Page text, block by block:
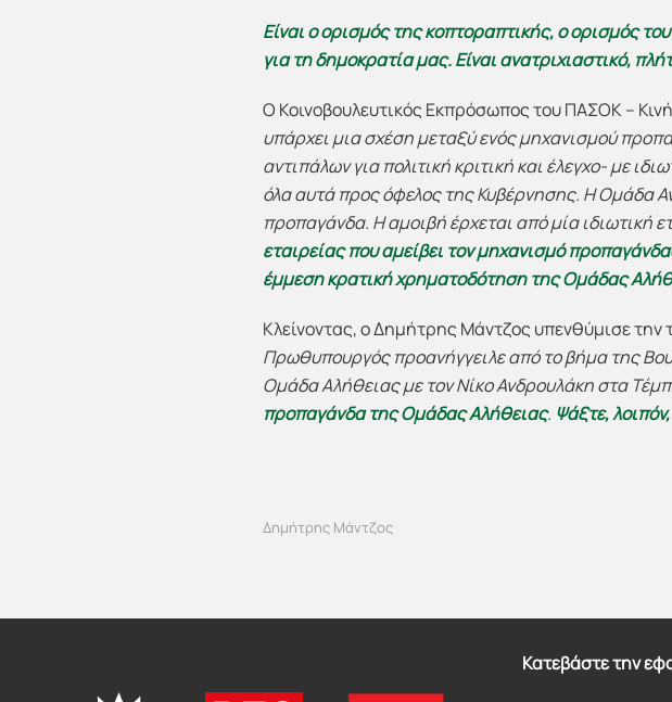
Είναι ο ορισμός της κοπτοραπτικής, ο ορισμός
για τη δημοκρατία μας. Είναι ανατριχιαστικό,
Ο Κοινοβουλευτικός Εκπρόσωπος του ΠΑΣΟΚ –
υπάρχει μια σχέση μεταξύ ενός μηχανισμού
αντιπάλων για πολιτική κριτική και έλεγχο- με
όλα αυτά προς όφελος της Κυβέρνησης. Η Ομάδα
προπαγάνδα. Η αμοιβή έρχεται από μία ιδιωτική
εταιρείας που αμείβει τον μηχανισμό
έμμεση κρατική χρηματοδότηση της Ομάδας
Κλείνοντας, ο Δημήτρης Μάντζος υπενθύμισε
Πρωθυπουργός προανήγγειλε από το βήμα της
Ομάδα Αλήθειας με τον Νίκο Ανδρουλάκη στα
προπαγάνδα της Ομάδας Αλήθειας. Ψάξτε,
Δημήτρης Μάντζος
Κατεβάστε την